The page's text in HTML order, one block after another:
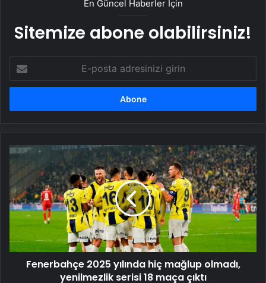
En Güncel Haberler İçin
Sitemize abone olabilirsiniz!
posta
adresinizi
Fenerbahçe
2025
yılında
hiç
mağlup
olmadı,
yenilmezlik
serisi
18
maçaFenerbahçe 2025 yılında hiç mağlup olmadı,
yenilmezlik serisi 18 maça çıktı